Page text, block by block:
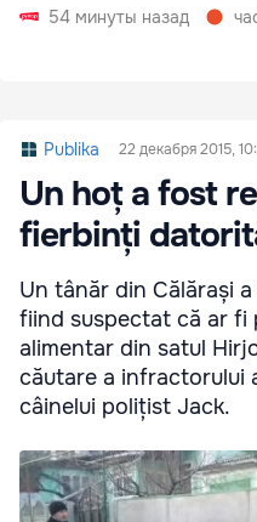
54 минуты назад
Publika 22 декабря 2015,
Un hoț a fost
fierbinți
Un tânăr din Călărași
fiind suspectat că ar fi
alimentar din satul
căutare a infractorului
câinelui polițist Jack.